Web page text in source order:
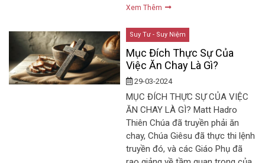
Xem Thêm
Suy Tư - Suy Niệm
Mục Đích Thực Sự Của
Việc Ăn Chay Là Gì?
29-03-2024
MỤC ĐÍCH THỰC SỰ CỦA VIỆC
ĂN CHAY LÀ GÌ? Matt Hadro
Thiên Chúa đã truyền phải ăn
chay, Chúa Giêsu đã thực thi lệnh
truyền đó, và các Giáo Phụ đã